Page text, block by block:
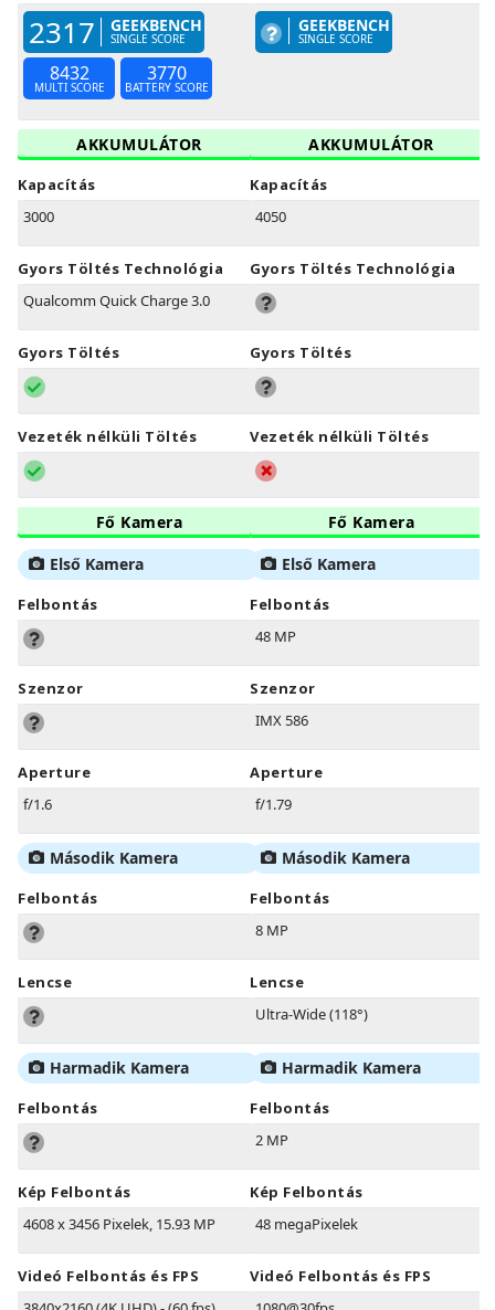
2317 GEEKBENCH
SINGLE SCORE
8432
MULTI SCORE
3770
BATTERY SCORE
AKKUMULÁTOR
Kapacítás
3000
Gyors Töltés Technológia
Qualcomm Quick Charge 3.0
Gyors Töltés
Vezeték nélküli Töltés
Fő Kamera
Első Kamera
Felbontás
Szenzor
Aperture
f/1.6
Második Kamera
Felbontás
Lencse
Harmadik Kamera
Felbontás
Kép Felbontás
4608 x 3456 Pixelek, 15.93 MP
Videó Felbontás és FPS
GEEKBENCH
SINGLE SCORE
AKKUMULÁTOR
Kapacítás
4050
Gyors Töltés Technológia
Gyors Töltés
Vezeték nélküli Töltés
Fő Kamera
Első Kamera
Felbontás
48 MP
Szenzor
IMX 586
Aperture
f/1.79
Második Kamera
Felbontás
8 MP
Lencse
Ultra-Wide (118°)
Harmadik Kamera
Felbontás
2 MP
Kép Felbontás
48 megaPixelek
Videó Felbontás és FPS